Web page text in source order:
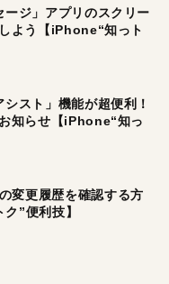
ジ」アプリのスクリー
よう【iPhone“知っト
スト」機能が超便利！
知らせ【iPhone“知っ
変更履歴を確認する方
”便利技】